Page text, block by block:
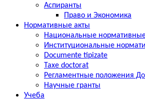
Аспиранты
Право и Экономика
Нормативные акты
Национальные
Институциональные
Documente tipizate
Taxe doctorat
Регламентные положения
Научные гранты
Учеба